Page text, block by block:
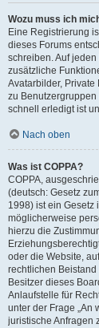
Wozu muss ich
Eine Registrierung
dieses Forums
schreiben. Auf
zusätzliche
Avatarbilder, Private
zu
schnell erledigt ist
Nach oben
Was ist COPPA?
COPPA,
(deutsch: Gesetz
1998) ist ein Gesetz
möglicherweise
hierzu die
oder die Website,
rechtlichen
Besitzer dieses
Anlaufstelle für
unter der Frage „An
juristische Anfragen